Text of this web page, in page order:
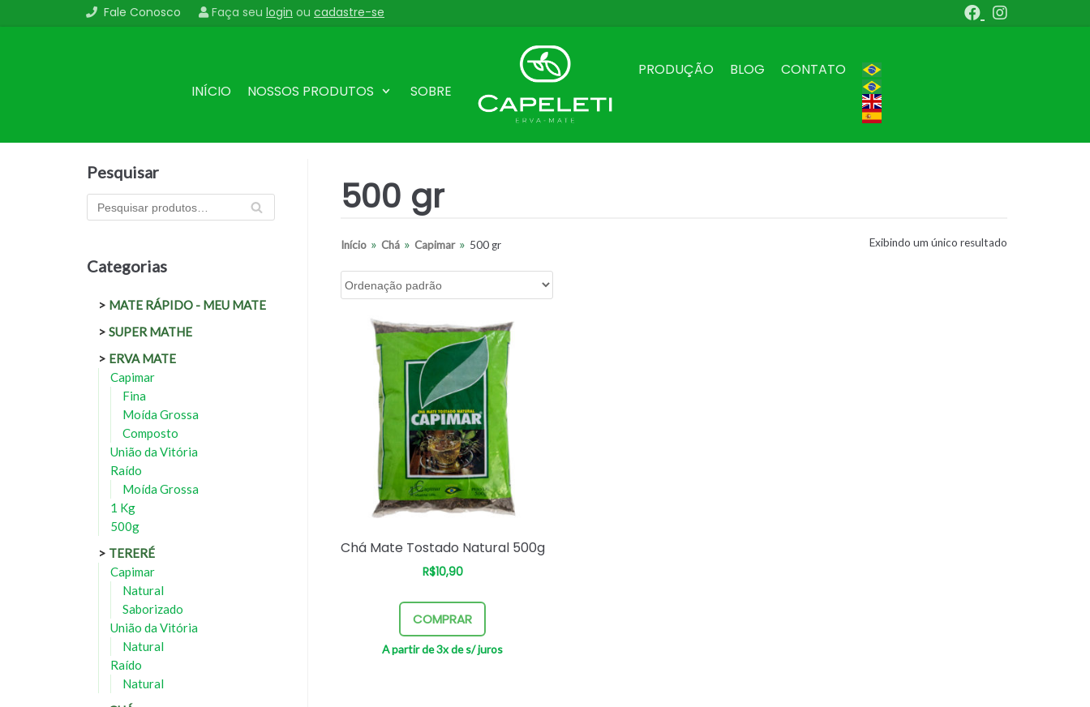
Fale Conosco Faça seu login ou cadastre-se
INÍCIO NOSSOS PRODUTOS SOBRE
PRODUÇÃO BLOG CONTATO
Pesquisar
PES
Categorias
MATE RÁPIDO - MEU MATE
SUPER MATHE
ERVA MATE
Capimar
Fina
Moída Grossa
Composto
União da Vitória
Raído
Moída Grossa
1 Kg
500g
TERERÉ
Capimar
Natural
Saborizado
União da Vitória
Natural
Raído
Natural
500 gr
Início » Chá » Capimar » 500 gr Exibindo um único resultado
Chá Mate Tostado Natural 500g
R$10,90
COMPRAR
A partir de 3x des/ juros